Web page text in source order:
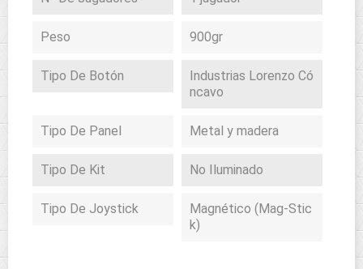
Peso 900gr
Tipo De Botón
Industrias Lorenzo Có
ncavo
Tipo De Panel Metal y madera
Tipo De Kit No Iluminado
Tipo De Joystick
Magnético (Mag-Stic
k)